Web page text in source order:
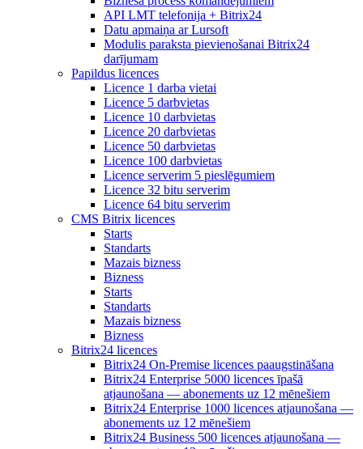
API LMT telefonija + Bitrix24
Datu apmaiņa ar Lursoft
Modulis paraksta pievienošanai Bitrix24
darījumam
Papildus licences
Licence 1 darba vietai
Licence 5 darbvietas
Licence 10 darbvietas
Licence 20 darbvietas
Licence 50 darbvietas
Licence 100 darbvietas
Licence serverim 5 pieslēgumiem
Licence 32 bitu serverim
Licence 64 bitu serverim
CMS Bitrix licences
Starts
Standarts
Mazais bizness
Bizness
Starts
Standarts
Mazais bizness
Bizness
Bitrix24 licences
Bitrix24 On-Premise licences paaugstināšana
Bitrix24 Enterprise 5000 licences īpašā
atjaunošana — abonements uz 12 mēnešiem
Bitrix24 Enterprise 1000 licences atjaunošana —
abonements uz 12 mēnešiem
Bitrix24 Business 500 licences atjaunošana —